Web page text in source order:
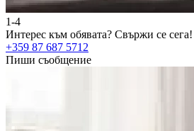
1-4
Интерес към обявата? Свържи се сега!
+359 87 687 5712
Пиши съобщение